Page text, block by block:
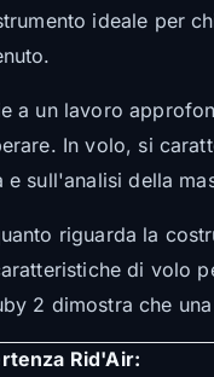
ideale per
a un lavoro
In volo, si
e sull'analisi della
riguarda la
di volo
2 dimostra che
Rid'Air: